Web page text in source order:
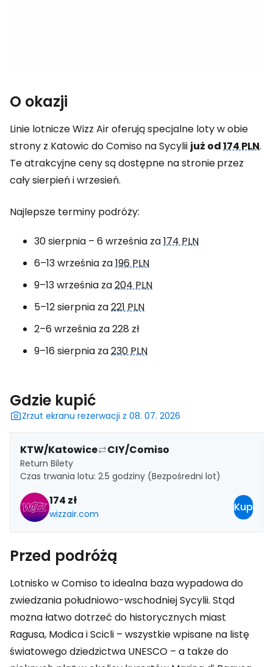
O okazji
Linie lotnicze Wizz Air oferują specjalne loty w obie
strony z Katowic do Comiso na Sycylii już od174 PLN.
Te atrakcyjne ceny są dostępne na stronieprzez
cały sierpień i wrzesień.
Najlepsze terminy podróży:
30 sierpnia – 6 września za174 PLN
6–13 września za196 PLN
9–13 września za204 PLN
5–12 sierpnia za221 PLN
2–6 września za 228 zł
9–16 sierpnia za230 PLN
Gdzie kupić
Zrzut ekranu rezerwacji z 08. 07. 2026
KTW/Katowice CIY/Comiso
Return Bilety
Czas trwania lotu: 2.5 godziny (Bezpośredni lot)
174 zł
wizzair.com
Kup
Przed podróżą
Lotnisko w Comiso to idealna baza wypadowa do
zwiedzania południowo-wschodniej Sycylii. Stąd
można łatwo dotrzeć do historycznych miast
Ragusa, Modica i Scicli – wszystkie wpisane na listę
światowego dziedzictwa UNESCO – a także do